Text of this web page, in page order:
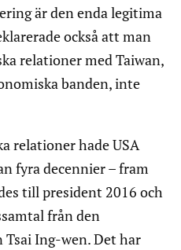
är den enda legitima
också att man
relationer med Taiwan,
banden, inte
relationer hade USA
fyra decennier – fram
till president 2016 och
från den
Ing-wen. Det har